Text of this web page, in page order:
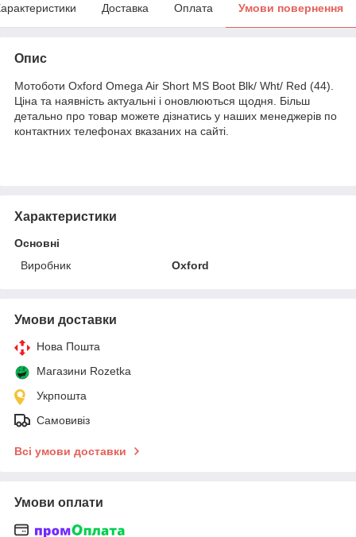
Доставка Оплата Умови повернення
Опис
Мотоботи Oxford Omega Air Short MS Boot Blk/ Wht/ Red (44).
Ціна та наявність актуальні і оновлюються щодня. Більш
детально про товар можете дізнатись у наших менеджерів по
контактних телефонах вказаних на сайті.
Характеристики
Основні
Виробник
Oxford
Умови доставки
Нова Пошта
Магазини Rozetka
Укрпошта
Самовивіз
Всі умови доставки
Умови оплати